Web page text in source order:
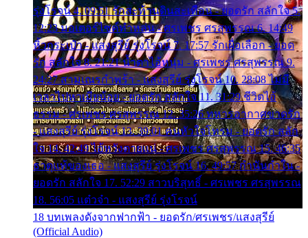
รุ่งโรจน์ 4. 09:51 รักสะท้านดินสะเทือน - ยอดรัก สลักใจ 5.
12:23 มอเตอร์ไซค์ทำหล่น - ศรเพชร ศรสุพรรณ 6. 14:49
หิ้วกระเป๋า - แสงสุรีย์ รุ่งโรจน์ 7. 17:57 รักเผื่อเลือก - ยอด
รัก สลักใจ 8. 21:21 น้ำตาไอ้หนุ่ม - ศรเพชร ศรสุพรรณ 9.
24:27 สามเณรกำพร้า - แสงสุรีย์ รุ่งโรจน์ 10. 28:08 ไม่มี
เวลาไปหาเมียน้อย - ยอดรัก สลักใจ 11. 31:29 ชีวิตไอ้
ธรรม - ศรเพชร ศรสุพรรณ 12. 35:26 ทหารอากาศขาดรัก
- แสงสุรีย์ รุ่งโรจน์ 13. 39:01 คนหัวใจโทรม - ยอดรัก สลัก
ใจ 14. 42:49 ไอ้หวังตายแน่ - ศรเพชร ศรสุพรรณ 15. 46:35
ธาตุแท้ของเธอ - แสงสุรีย์ รุ่งโรจน์ 16. 49:57 กำนันกำใน -
ยอดรัก สลักใจ 17. 52:29 สาวบริสุทธิ์ - ศรเพชร ศรสุพรรณ
18. 56:05 แต๋วจ๋า - แสงสุรีย์ รุ่งโรจน์
18 บทเพลงดังจากฟากฟ้า - ยอดรัก/ศรเพชร/แสงสุรีย์
(Official Audio)